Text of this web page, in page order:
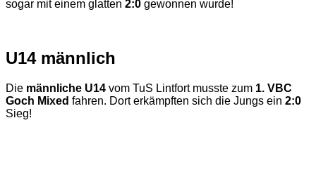
sogar mit einem glatten 2:0 gewonnen wurde!
U14 männlich
Die männliche U14 vom TuS Lintfort musste zum 1. VBC
Goch Mixed fahren. Dort erkämpften sich die Jungs ein 2:0
Sieg!